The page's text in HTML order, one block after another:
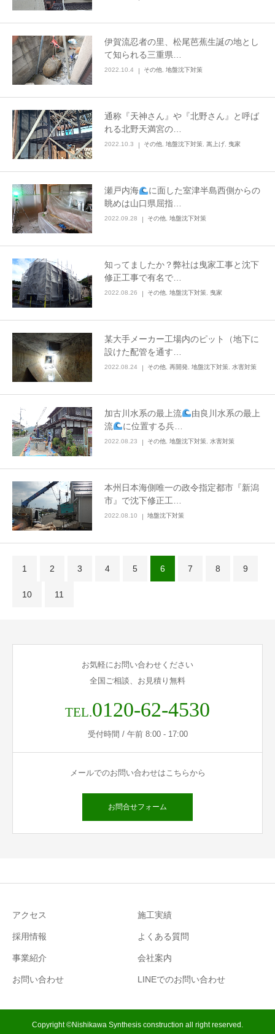
伊賀流忍者の里、松尾芭蕉生誕の地とし
て知られる三重県…
2022.10.4 その他, 地盤沈下対策
通称『天神さん』や『北野さん』と呼ば
れる北野天満宮の…
2022.10.3 その他, 地盤沈下対策, 嵩上げ, 曳家
瀬戸内海
に面した室津半島西側からの
眺めは山口県屈指…
2022.09.28 その他 地盤沈下対策
知ってましたか？弊社は曳家工事と沈下
修正工事で有名で…
2022.08.26 その他 地盤沈下対策 曳家
某大手メーカー工場内のピット（地下に
設けた配管を通す…
2022.08.24 その他 再開発 地盤沈下対策 水害対策
加古川水系の最上流
由良川水系の最上
流
に位置する兵…
2022.08.23 その他 地盤沈下対策 水害対策
本州日本海側唯一の政令指定都市『新潟
市』で沈下修正工…
2022.08.10 地盤沈下対策
1 2 3 4 5 6 7 8 9
10 11
お気軽にお問い合わせください
全国ご相談、お見積り無料
TEL.0120-62-4530
受付時間 / 午前 8:00 - 17:00
メールでのお問い合わせはこちらから
お問合せフォーム
アクセス 施工実績
採用情報 よくある質問
事業紹介 会社案内
お問い合わせ LINEでのお問い合わせ
Copyright ©Nishikawa Synthesis construction all right reserved.